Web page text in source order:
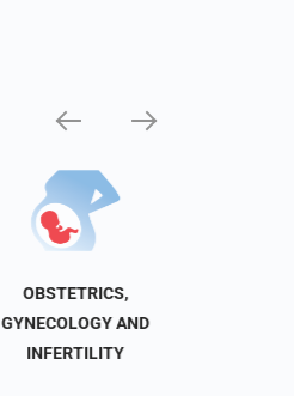
OBSTETRICS,
GYNECOLOGY AND
INFERTILITY